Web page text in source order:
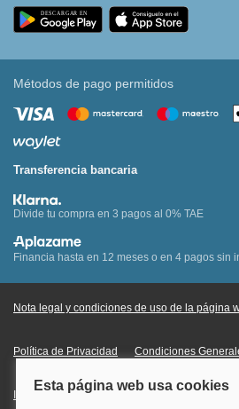
Métodos de pago permitidos
Transferencia bancaria
Divide tu compra en 3 pagos al 0% TAE
Financia hasta en 12 meses o en 4 pagos sin
Nota legal y condiciones de uso de la página
Política de Privacidad Condiciones
Información Legal sobre Mercados en Línea